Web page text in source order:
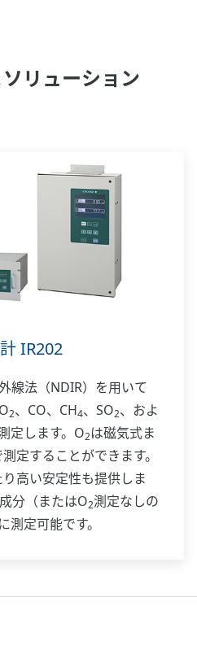
リューション
IR202
線法（NDIR）を用いて
2、CO、CH4、SO2、およ
定します。O2は磁気式ま
定することができます。
高い安定性も提供しま
分（またはO2測定なしの
測定可能です。